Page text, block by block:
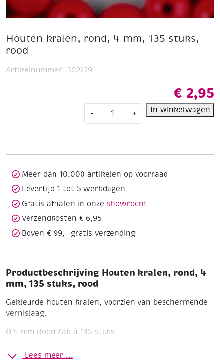
Houten kralen, rond, 4 mm, 135 stuks,
rood
€ 2,95
-
stuks,
+ In winkelwagen
Artikelnummer: 302229
Meer dan 10.000 artikelen op voorraad
Levertijd 1 tot 5 werkdagen
Gratis afhalen in onze showroom
Verzendkosten € 6,95
Boven € 99,- gratis verzending
Productbeschrijving Houten kralen, rond, 4
mm, 135 stuks, rood
Gekleurde houten kralen, voorzien van beschermende
vernislaag.
Ø 4 mm Rood Zak à 135 stuks
Lees meer ...